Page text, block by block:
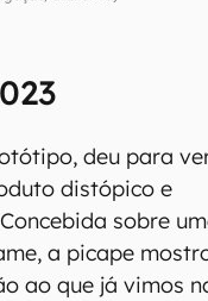
deu para
distópico e
sobre
a picape
ao que já vimos